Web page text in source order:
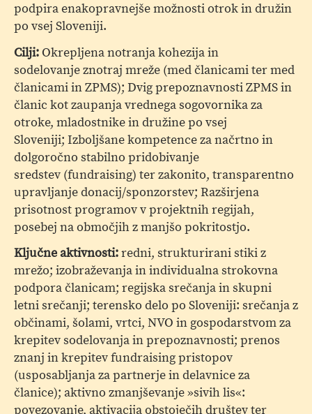
podpira enakopravnejše možnosti otrok in družin
po vsej Sloveniji.
Cilji:Okrepljena notranja kohezija in
sodelovanje znotraj mreže (med članicami ter med
članicami in ZPMS); Dvig prepoznavnosti ZPMS in
članic kot zaupanja vrednega sogovornika za
otroke, mladostnike in družine po vsej
Sloveniji; Izboljšane kompetence za načrtno in
dolgoročno stabilno pridobivanje
sredstev (fundraising) ter zakonito, transparentno
upravljanje donacij/sponzorstev; Razširjena
prisotnost programov v projektnih regijah,
posebej na območjih z manjšo pokritostjo.
Ključne aktivnosti:redni, strukturirani stiki z
mrežo; izobraževanja in individualna strokovna
podpora članicam; regijska srečanja in skupni
letni srečanji; terensko delo po Sloveniji: srečanja z
občinami, šolami, vrtci, NVO in gospodarstvom za
krepitev sodelovanja in prepoznavnosti; prenos
znanj in krepitev fundraising pristopov
(usposabljanja za partnerje in delavnice za
članice); aktivno zmanjševanje »sivih lis«:
povezovanje, aktivacija obstoječih društev ter